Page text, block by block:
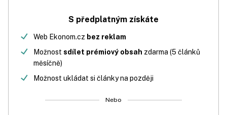
S předplatným získáte
Web Ekonom.cz bez reklam
Možnost sdílet prémiový obsah zdarma (5 článků
měsíčně)
Možnost ukládat si články na později
Nebo